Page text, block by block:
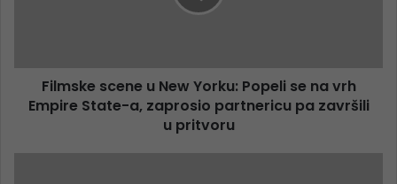
Filmske scene u New Yorku: Popeli se na vrh
Empire State-a, zaprosio partnericu pa završili
u pritvoru